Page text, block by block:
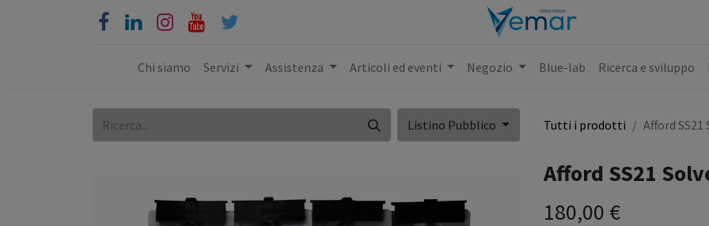
Chi siamo Servizi Assistenza Articoli ed eventi Negozio Blue-lab Ricerca e sviluppo
Listino Pubblico Tutti i prodotti Afford SS21
Afford SS21
180,00 €